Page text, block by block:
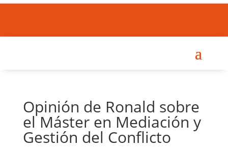
Opinión de Ronald sobre
el Máster en Mediación y
Gestión del Conflicto